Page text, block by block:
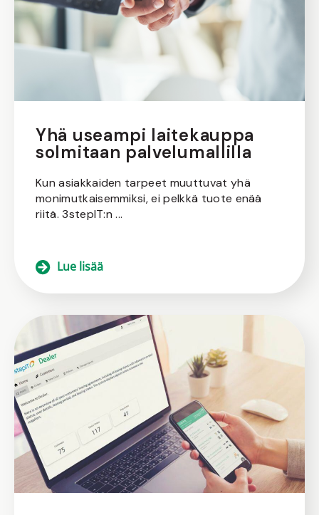
Yhä useampi laitekauppa
solmitaan palvelumallilla
Kun asiakkaiden tarpeet muuttuvat yhä
monimutkaisemmiksi, ei pelkkä tuote enää
riitä. 3stepIT:n ...
Lue lisää